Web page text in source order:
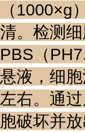
（1000×g
清。检测
PBS（
悬液，细
左右。通
胞破坏并